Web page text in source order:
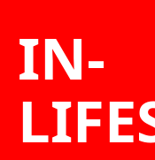
IN-